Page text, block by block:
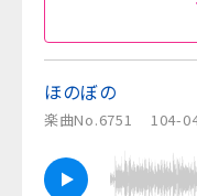
ほのぼの
楽曲No.6751 104-